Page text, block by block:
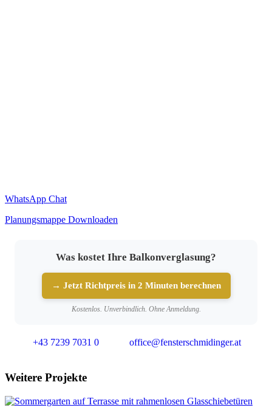
WhatsApp Chat
Planungsmappe Downloaden
Was kostet Ihre Balkonverglasung?
→ Jetzt Richtpreis in 2 Minuten berechnen
Kostenlos. Unverbindlich. Ohne Anmeldung.
+43 7239 7031 0 office@fensterschmidinger.at
Weitere Projekte